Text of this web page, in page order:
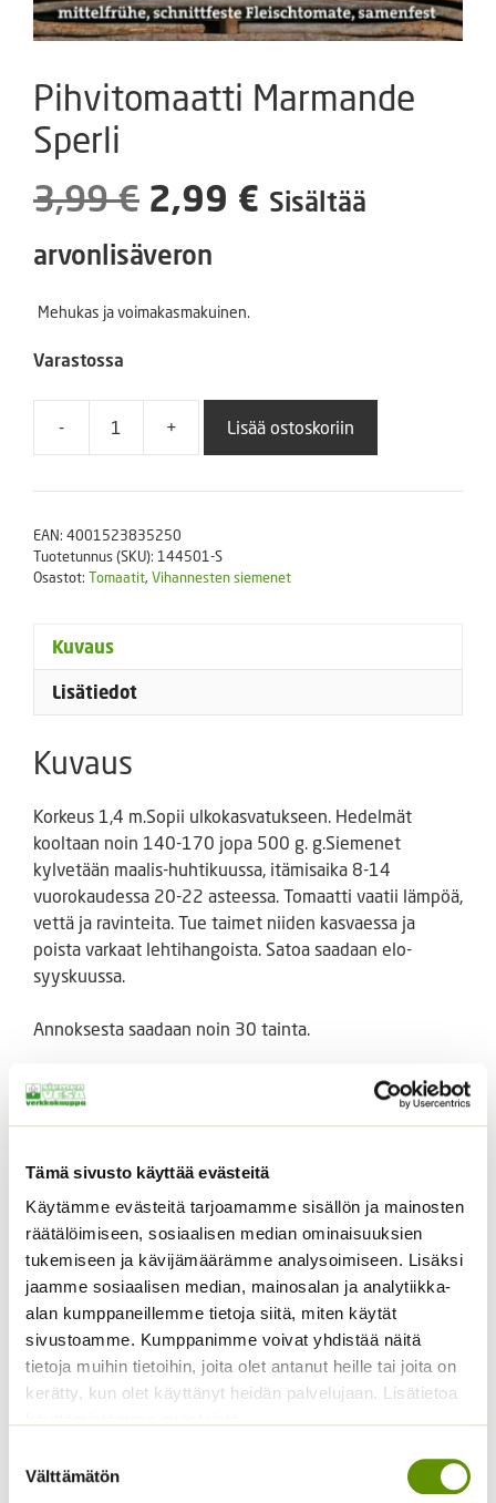
Tämä sivusto käyttää evästeitä
Käytämme evästeitä tarjoamamme sisällön ja mainosten
räätälöimiseen, sosiaalisen median ominaisuuksien
tukemiseen ja kävijämäärämme analysoimiseen. Lisäksi
jaamme sosiaalisen median, mainosalan ja analytiikka-
alan kumppaneillemme tietoja siitä, miten käytät
sivustoamme. Kumppanimme voivat yhdistää näitä
tietoja muihin tietoihin, joita olet antanut heille tai joita on
kerätty, kun olet käyttänyt heidän palvelujaan. Lisätietoa
valinta
Välttämätön
Pihvitomaatti Marmande
Sperli
3,99€ Alkuperäinen
hinta
oli:
2,99 € Nykyinen
Sisältää
arvonlisäveron
Mehukas ja voimakasmakuinen.
Varastossa
-
Pihvitomaatti
Sperli
+ Lisää ostoskoriin
EAN: 4001523835250
Tuotetunnus (SKU): 144501-S
Osastot: Tomaatit, Vihannesten siemenet
Kuvaus
Lisätiedot
Kuvaus
Korkeus 1,4 m.Sopii ulkokasvatukseen. Hedelmät
kooltaan noin 140-170 jopa 500 g. g.Siemenet
kylvetään maalis-huhtikuussa, itämisaika 8-14
vuorokaudessa 20-22 asteessa. Tomaatti vaatii lämpöä,
vettä ja ravinteita. Tue taimet niiden kasvaessa ja
poista varkaat lehtihangoista. Satoa saadaan elo-
syyskuussa.
Annoksesta saadaan noin 30 tainta.
Tutustu myös
Spagettikurpitsa
(irtosiemen)
ALE!
7,00 €
hinta
5,99
Juuripersilja
2,20€ Sisältää arvonlisäveron